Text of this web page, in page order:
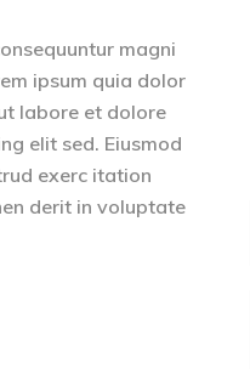
magni
ipsum quia dolor
labore et dolore
elit sed. Eiusmod
exerc itation
derit in voluptate